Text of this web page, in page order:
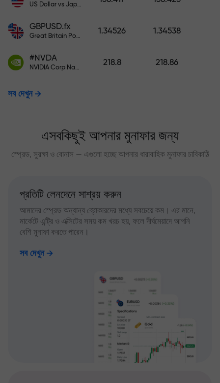
US Dollar vs Japanese Yen
GBPUSD.fx
Great Britain Pound vs US Dollar
1.34526 1.34538
#NVDA
NVIDIA Corp Nasdaq Stock Exchange (Nasdaq) USD
218.8 218.86
সব দেখুন
এসবকিছুই আপনার মুনাফার জন্য
স্প্রেড, সুরক্ষা ও বোনাস — এগুলো হচ্ছে আপনার ধারাবাহিক মুনাফার চাবিকাঠি
প্রতিটি লেনদেনে সাশ্রয় করুন
আমাদের স্প্রেড অন্যান্য ব্রোকারদের মধ্যে সবচেয়ে কম। এর মানে,
মার্কেটে এন্ট্রি ও এক্সিটের সময় কম খরচ হয়, ফলে দীর্ঘমেয়াদে আপনি
বেশি মুনাফা করতে পারেন।
সব দেখুন